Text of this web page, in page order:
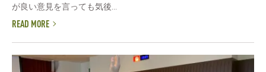
が良い意見を言っても気後...
READ MORE